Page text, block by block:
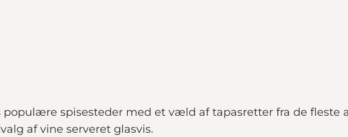
populære spisesteder med et væld af tapasretter fra de fleste
af vine serveret glasvis.